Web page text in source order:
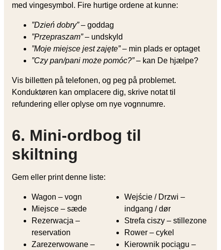
med vingesymbol. Fire hurtige ordene at kunne:
”Dzień dobry”– goddag
”Przepraszam”– undskyld
”Moje miejsce jest zajęte”– min plads er optaget
”Czy pan/pani może pomóc?”– kan De hjælpe?
Vis billetten på telefonen, og peg på problemet.
Konduktøren kan omplacere dig, skrive notat til
refundering eller oplyse om nye vognnumre.
6. Mini-ordbog til
skiltning
Gem eller print denne liste:
Wagon – vogn
Miejsce – sæde
Rezerwacja –
reservation
Zarezerwowane –
Wejście / Drzwi –
indgang / dør
Strefa ciszy – stillezone
Rower – cykel
Kierownik pociągu –